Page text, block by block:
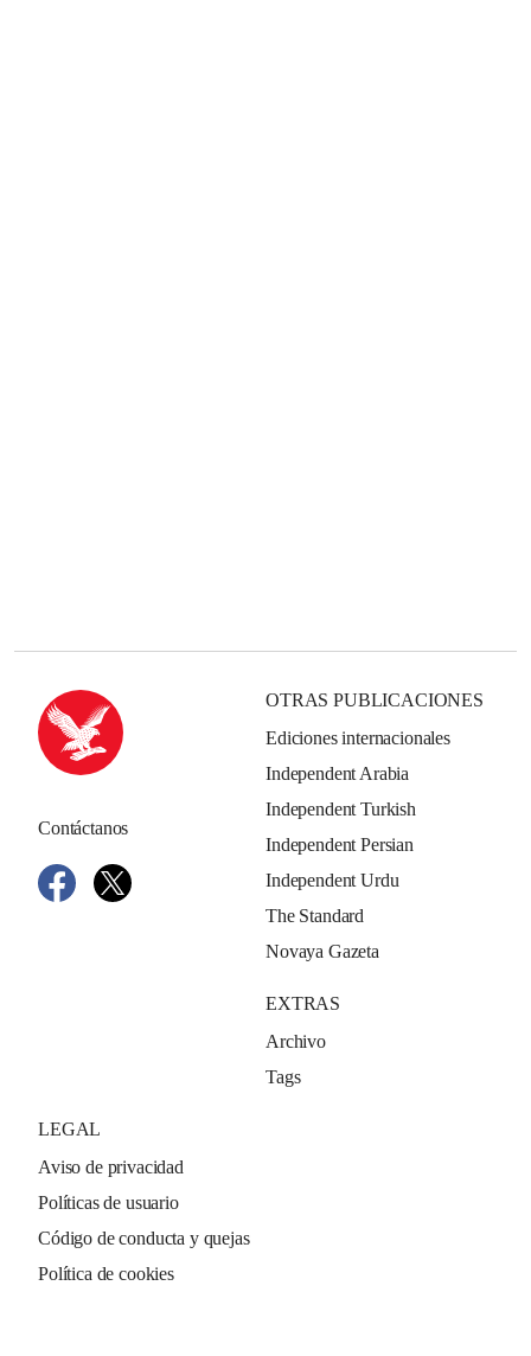
Contáctanos
OTRAS PUBLICACIONES
Ediciones internacionales
Independent Arabia
Independent Turkish
Independent Persian
Independent Urdu
The Standard
Novaya Gazeta
EXTRAS
Archivo
Tags
LEGAL
Aviso de privacidad
Políticas de usuario
Código de conducta y quejas
Política de cookies